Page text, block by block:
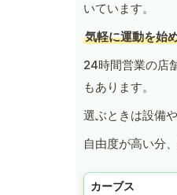
いています。
気軽に運動を始
24時間営業の店
もあります。
選ぶときは設備
自由度が高い分
カーブス